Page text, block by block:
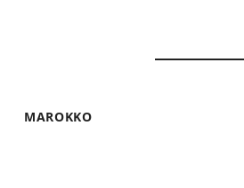
MAROKKO